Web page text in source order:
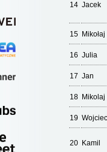
14 Jacek
15 Mikołaj
16 Julia
17 Jan
18 Mikolaj
19
20 Kamil